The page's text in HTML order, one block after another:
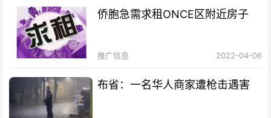
侨胞急需求租ONCE区附近房子
推广信息 2022-04-06
布省：一名华人商家遭枪击遇害